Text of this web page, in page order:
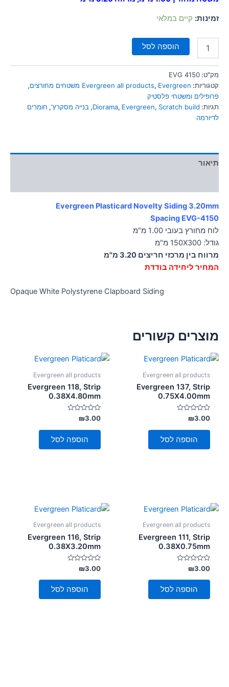
זמינות: קיים במלאי
הוספה לסל
מק"ט: EVG 4150
קטגוריות:
Evergreen all products, Evergreen משטחים מחורצים
,
פרופילים ומשטחי פלסטיק
תגיות:
Diorama, Evergreen, Scratch build
, בנייה מסקרץ', חומרים
לדיורמה
תיאור
Evergreen Plasticard Novelty Siding 3.20mm
Spacing EVG-4150
לוח מחורץ בעובי 1.00 מ"מ
גודל: 150X300 מ"מ
מרווח בין מרכזי חריצים 3.20 מ"מ
המחיר ליחידה בודדת
Opaque White Polystyrene Clapboard Siding
מוצרים קשורים
Evergreen all products
Evergreen 137, Strip
0.75X4.00mm
דורג
0
מתוך
₪3.00
הוספה לסל
Evergreen all products
Evergreen 118, Strip
0.38X4.80mm
דורג
0
מתוך
₪3.00
הוספה לסל
Evergreen all products
Evergreen 111, Strip
0.38X0.75mm
דורג
0
מתוך
₪3.00
הוספה לסל
Evergreen all products
Evergreen 116, Strip
0.38X3.20mm
דורג
0
מתוך
₪3.00
הוספה לסל